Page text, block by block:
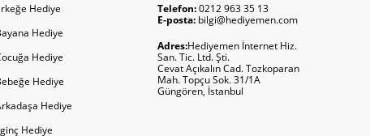
Hediye
Hediye
Hediye
Hediye
Hediye
Hediye
Telefon:0212 963 35 13
E-posta: bilgi@hediyemen.com
Adres:Hediyemen İnternet Hiz.
San. Tic. Ltd. Şti.
Cevat Açıkalın Cad. Tozkoparan
Mah. Topçu Sok. 31/1A
Güngören, İstanbul